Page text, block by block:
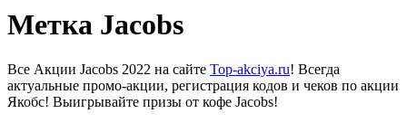
Метка Jacobs
Все Акции Jacobs 2022 на сайте Top-akciya.ru! Всегда
актуальные промо-акции, регистрация кодов и чеков по акции
Якобс! Выигрывайте призы от кофе Jacobs!